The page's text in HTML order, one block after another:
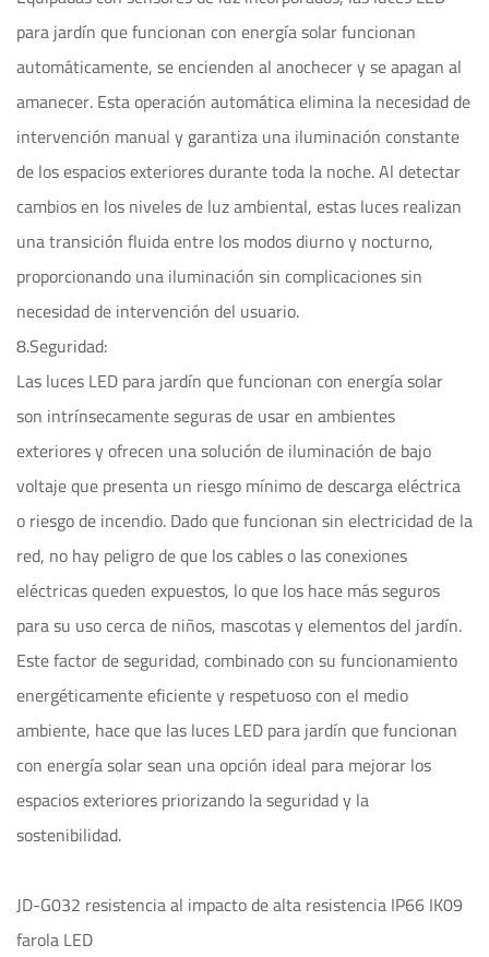
para jardín que funcionan con energía solar funcionan
automáticamente, se encienden al anochecer y se apagan al
amanecer. Esta operación automática elimina la necesidad de
intervención manual y garantiza una iluminación constante
de los espacios exteriores durante toda la noche. Al detectar
cambios en los niveles de luz ambiental, estas luces realizan
una transición fluida entre los modos diurno y nocturno,
proporcionando una iluminación sin complicaciones sin
necesidad de intervención del usuario.
8.Seguridad:
Las luces LED para jardín que funcionan con energía solar
son intrínsecamente seguras de usar en ambientes
exteriores y ofrecen una solución de iluminación de bajo
voltaje que presenta un riesgo mínimo de descarga eléctrica
o riesgo de incendio. Dado que funcionan sin electricidad de la
red, no hay peligro de que los cables o las conexiones
eléctricas queden expuestos, lo que los hace más seguros
para su uso cerca de niños, mascotas y elementos del jardín.
Este factor de seguridad, combinado con su funcionamiento
energéticamente eficiente y respetuoso con el medio
ambiente, hace que las luces LED para jardín que funcionan
con energía solar sean una opción ideal para mejorar los
espacios exteriores priorizando la seguridad y la
sostenibilidad.
JD-G032 resistencia al impacto de alta resistencia IP66 IK09
farola LED